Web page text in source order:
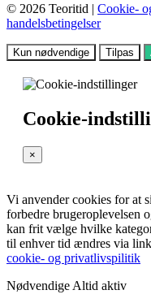
© 2026 Teoritid | Cookie-
handelsbetingelser
Kun nødvendige Tilpas
Cookie-
×
Vi anvender cookies for at
forbedre brugeroplevelsen
kan frit vælge hvilke
til enhver tid ændres via
cookie- og privatlivspilitik
Nødvendige Altid aktiv